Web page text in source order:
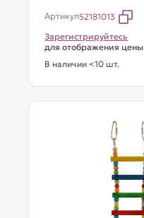
Артикул52181013
Зарегистрируйтесь
для отображения цены
В наличии <10 шт.